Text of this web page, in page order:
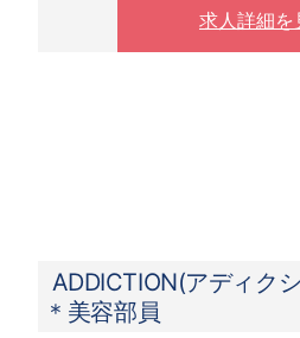
求人詳細を
ADDICTION(アディク
＊美容部員